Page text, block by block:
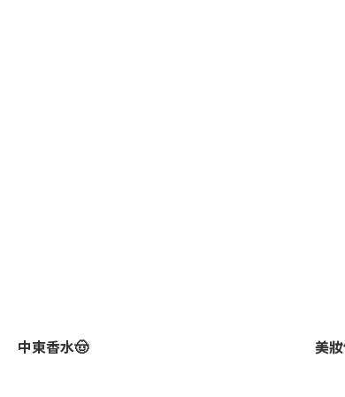
中東香水🤠 美